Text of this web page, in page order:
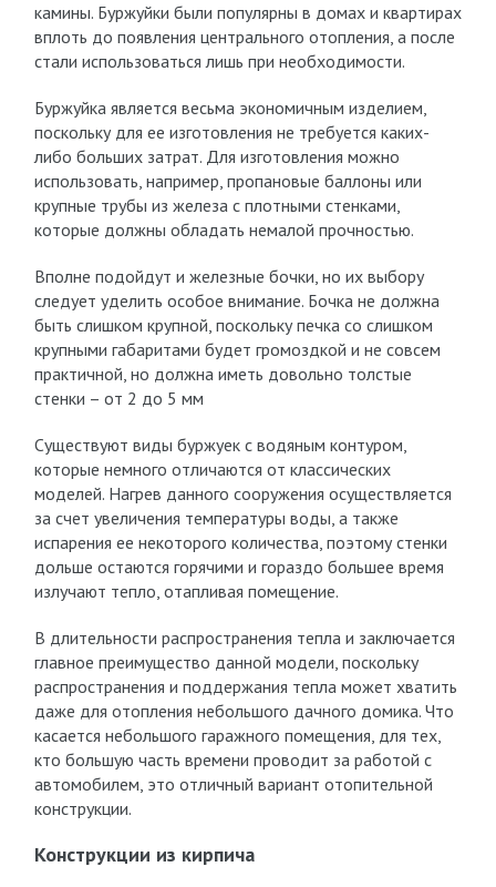
камины. Буржуйки были популярны в домах и квартирах
вплоть до появления центрального отопления, а после
стали использоваться лишь при необходимости.
Буржуйка является весьма экономичным изделием,
поскольку для ее изготовления не требуется каких-
либо больших затрат. Для изготовления можно
использовать, например, пропановые баллоны или
крупные трубы из железа с плотными стенками,
которые должны обладать немалой прочностью.
Вполне подойдут и железные бочки, но их выбору
следует уделить особое внимание. Бочка не должна
быть слишком крупной, поскольку печка со слишком
крупными габаритами будет громоздкой и не совсем
практичной, но должна иметь довольно толстые
стенки – от 2 до 5 мм
Существуют виды буржуек с водяным контуром,
которые немного отличаются от классических
моделей. Нагрев данного сооружения осуществляется
за счет увеличения температуры воды, а также
испарения ее некоторого количества, поэтому стенки
дольше остаются горячими и гораздо большее время
излучают тепло, отапливая помещение.
В длительности распространения тепла и заключается
главное преимущество данной модели, поскольку
распространения и поддержания тепла может хватить
даже для отопления небольшого дачного домика. Что
касается небольшого гаражного помещения, для тех,
кто большую часть времени проводит за работой с
автомобилем, это отличный вариант отопительной
конструкции.
Конструкции из кирпича